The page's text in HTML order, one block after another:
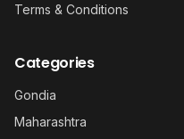
Terms & Conditions
Categories
Gondia
Maharashtra